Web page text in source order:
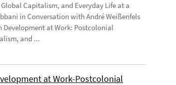
Capitalism, and Everyday Life at a
in Conversation with André Weißenfels
at Work: Postcolonial
and ...
at Work-Postcolonial